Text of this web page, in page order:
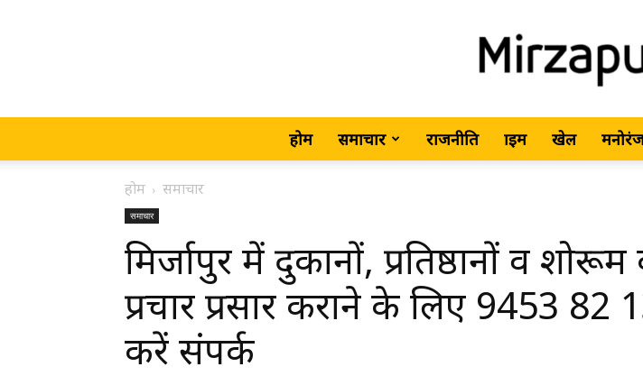
•
होम समाचार राजनीति क्राइम खेल
होम समाचार
समाचार
मिर्जापुर में दुकानों, प्रतिष्ठानों व
प्रचार प्रसार कराने के लिए 9453 82
करें संपर्क